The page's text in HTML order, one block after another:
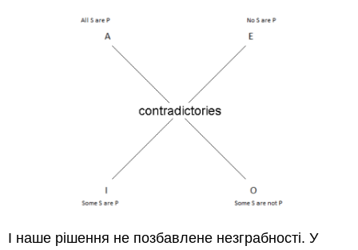
І наше рішення не позбавлене незграбності. У